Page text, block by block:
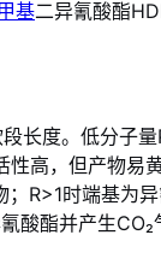
甲基二异氰酸酯
长度。低分子
高，但产物易
R>1时端基为
酸酯并产生